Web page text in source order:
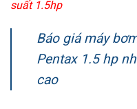
suất 1.5hp
Báo giá máy
Pentax 1.5 hp
cao